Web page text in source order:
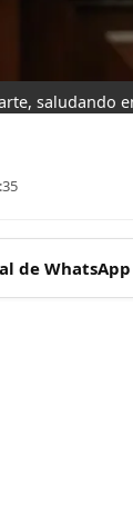
saludando
de WhatsApp